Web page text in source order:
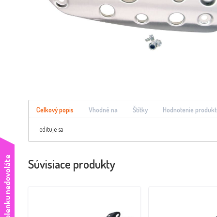
Celkový popis Vhodné na Štítky Hodnotenie
edituje sa
Súvisiace produkty